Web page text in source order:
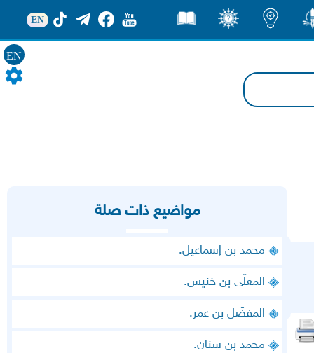
EN
EN
مواضيع ذات صلة
محمد بن إسماعيل.
المعلّى بن خنيس.
المفضّل بن عمر.
محمد بن سنان.